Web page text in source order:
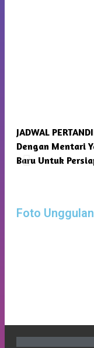
JADWAL
Dengan Mentari
Baru Untuk
Foto Unggulan